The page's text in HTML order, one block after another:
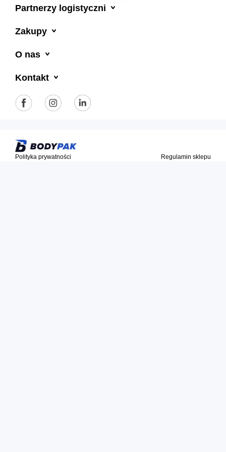
Partnerzy logistyczni
Zakupy
O nas
Kontakt
Polityka prywatności Regulamin sklepu